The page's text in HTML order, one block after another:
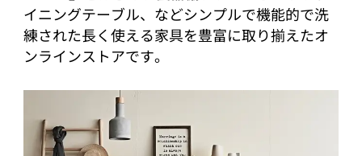
イニングテーブル、などシンプルで機能的で洗
練された長く使える家具を豊富に取り揃えたオ
ンラインストアです。